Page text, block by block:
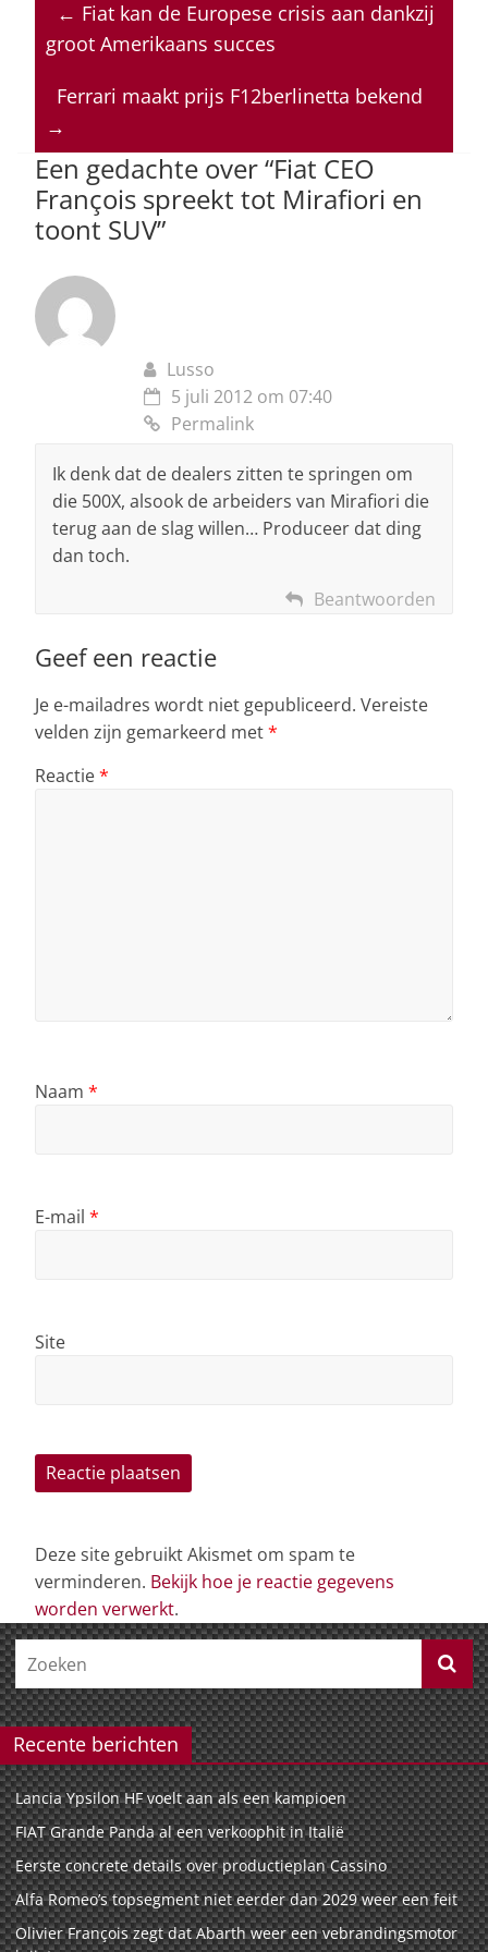
s
p
p
e
o
o
k
e
n
a
s
l
← Fiat kan de Europese crisis aan dankzij
groot Amerikaans succes
Ferrari maakt prijs F12berlinetta bekend
→
Een gedachte over “Fiat CEO
François spreekt tot Mirafiori en
toont SUV”
Lusso
5 juli 2012 om 07:40
Permalink
Ik denk dat de dealers zitten te springen om
die 500X, alsook de arbeiders van Mirafiori die
terug aan de slag willen… Produceer dat ding
dan toch.
Beantwoorden
Geef een reactie
Je e-mailadres wordt niet gepubliceerd. Vereiste
velden zijn gemarkeerd met*
Reactie*
Naam *
E-mail *
Site
Deze site gebruikt Akismet om spam te
verminderen. Bekijk hoe je reactie gegevens
worden verwerkt.
Recente berichten
Lancia Ypsilon HF voelt aan als een kampioen
FIAT Grande Panda al een verkoophit in Italië
Eerste concrete details over productieplan Cassino
Alfa Romeo’s topsegment niet eerder dan 2029 weer een feit
Olivier François zegt dat Abarth weer een vebrandingsmotor